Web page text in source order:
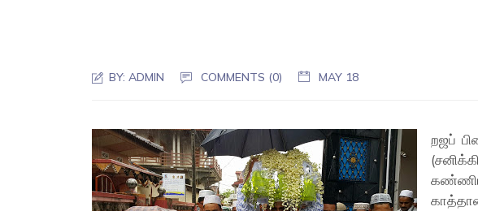
BY:ADMIN COMMENTS (0) MAY 18
றஜப்